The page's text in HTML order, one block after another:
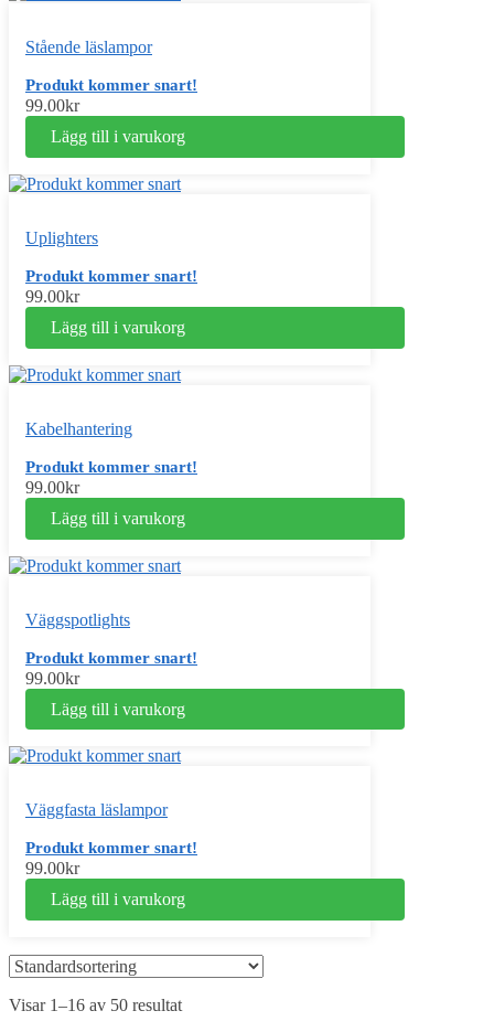
Stående läslampor
Produkt kommer snart!
99.00kr
Lägg till i varukorg
Uplighters
Produkt kommer snart!
99.00kr
Lägg till i varukorg
Kabelhantering
Produkt kommer snart!
99.00kr
Lägg till i varukorg
Väggspotlights
Produkt kommer snart!
99.00kr
Lägg till i varukorg
Väggfasta läslampor
Produkt kommer snart!
99.00kr
Lägg till i varukorg
Visar 1–16 av 50 resultat